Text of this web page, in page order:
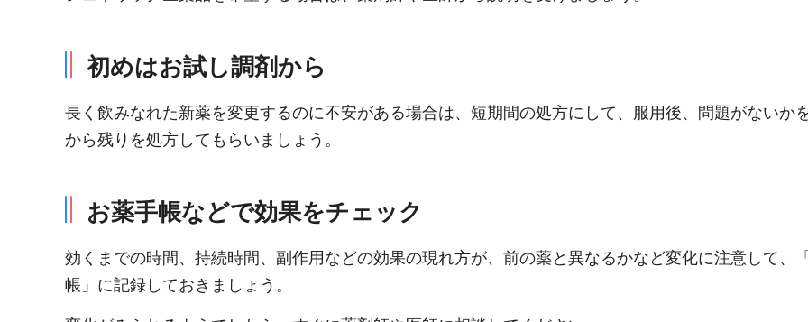
初めはお試し調剤から
長く飲みなれた新薬を変更するのに不安がある場合は、短期間の処方にして、服用後、問題がないか
から残りを処方してもらいましょう。
お薬手帳などで効果をチェック
効くまでの時間、持続時間、副作用などの効果の現れ方が、前の薬と異なるかなど変化に注意して、
帳」に記録しておきましょう。